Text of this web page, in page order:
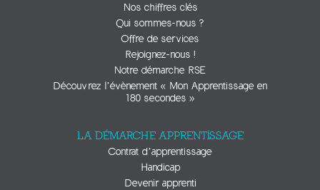
Nos chiffres clés
Qui sommes-nous ?
Offre de services
Rejoignez-nous !
Notre démarche RSE
Découvrez l’évènement « Mon Apprentissage en
180 secondes »
LA DÉMARCHE APPRENTISSAGE
Contrat d’apprentissage
Handicap
Devenir apprenti